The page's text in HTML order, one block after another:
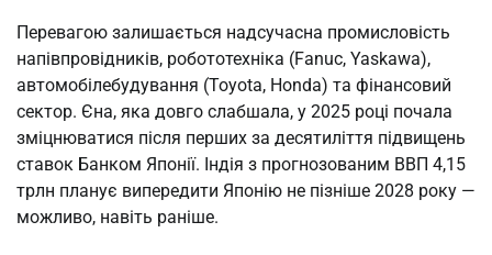
Перевагою залишається надсучасна промисловість
напівпровідників, робототехніка (Fanuc, Yaskawa),
автомобілебудування (Toyota, Honda) та фінансовий
сектор. Єна, яка довго слабшала, у 2025 році почала
зміцнюватися після перших за десятиліття підвищень
ставок Банком Японії. Індія з прогнозованим ВВП 4,15
трлн планує випередити Японію не пізніше 2028 року —
можливо, навіть раніше.